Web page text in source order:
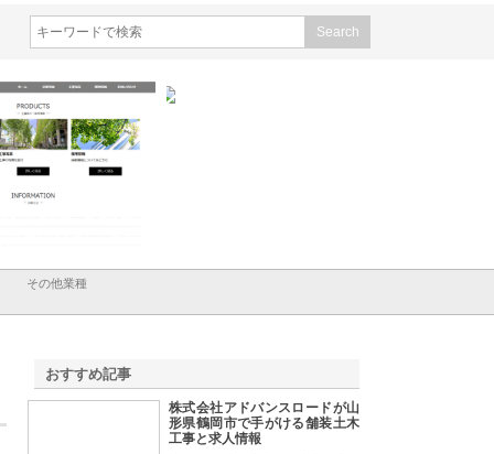
徹底解説
その他業種
おすすめ記事
株式会社アドバンスロードが山
形県鶴岡市で手がける舗装土木
工事と求人情報